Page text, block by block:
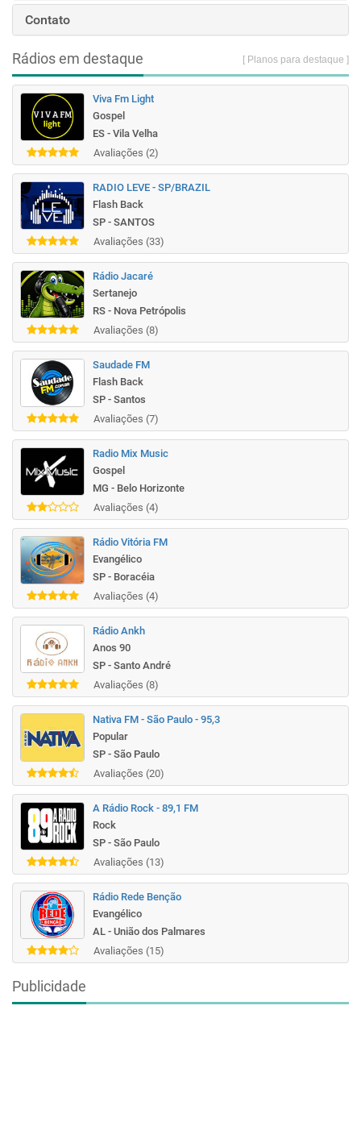
Contato
Rádios em destaque [ Planos para destaque ]
Viva Fm Light
Gospel
ES - Vila Velha
Avaliações (2)
RADIO LEVE - SP/BRAZIL
Flash Back
SP - SANTOS
Avaliações (33)
Rádio Jacaré
Sertanejo
RS - Nova Petrópolis
Avaliações (8)
Saudade FM
Flash Back
SP - Santos
Avaliações (7)
Radio Mix Music
Gospel
MG - Belo Horizonte
Avaliações (4)
Rádio Vitória FM
Evangélico
SP - Boracéia
Avaliações (4)
Rádio Ankh
Anos 90
SP - Santo André
Avaliações (8)
Nativa FM - São Paulo - 95,3
Popular
SP - São Paulo
Avaliações (20)
A Rádio Rock - 89,1 FM
Rock
SP - São Paulo
Avaliações (13)
Rádio Rede Benção
Evangélico
AL - União dos Palmares
Avaliações (15)
Publicidade